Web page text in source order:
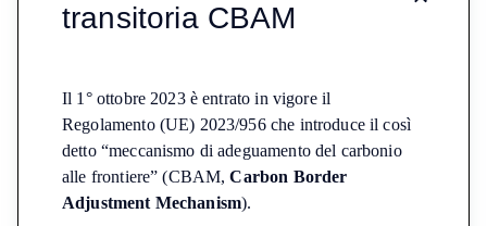
transitoria CBAM
Il 1° ottobre 2023 è entrato in vigore il
Regolamento (UE) 2023/956 che introduce il così
detto “meccanismo di adeguamento del carbonio
alle frontiere” (CBAM,Carbon Border
Adjustment Mechanism).